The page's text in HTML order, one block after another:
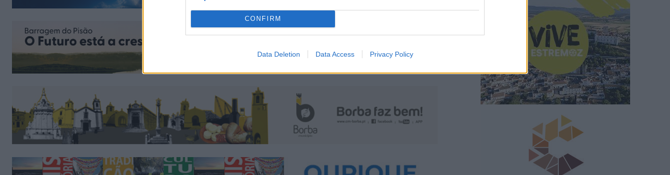
CONFIRM
Data Deletion Data Access Privacy Policy